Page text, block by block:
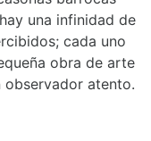
una infinidad de
cada uno
obra de arte
observador atento.